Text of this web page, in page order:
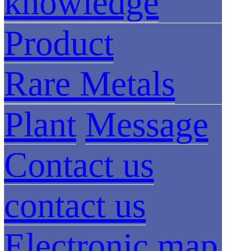
Product
Rare Metals
Plant Message
Contact us
contact us